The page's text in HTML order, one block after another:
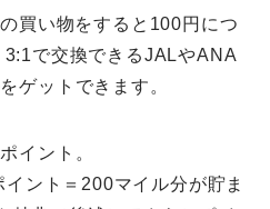
買い物をすると100円につ
で交換できるJALやANA
ゲットできます。
イント。
ント＝200マイル分が貯ま